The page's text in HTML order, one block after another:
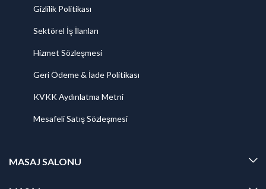
Gizlilik Politikası
Sektörel İş İlanları
Hizmet Sözleşmesi
Geri Ödeme & İade Politikası
KVKK Aydınlatma Metni
Mesafeli Satış Sözleşmesi
MASAJ SALONU